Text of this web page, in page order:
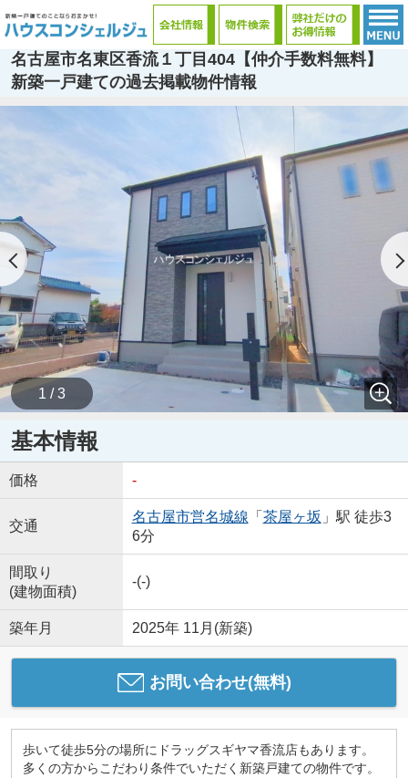
名古屋市名東区香流１丁目404【仲介手数料無料】
新築一戸建ての過去掲載物件情報
1 / 3
基本情報
価格 -
交通
名古屋市営名城線 「 茶屋ヶ坂 」駅 徒歩3
6分
間取り
(建物面積)
-(-)
築年月 2025年 11月(新築)
お問い合わせ(無料)
歩いて徒歩5分の場所にドラッグスギヤマ香流店もあります。
多くの方からこだわり条件でいただく新築戸建ての物件です。